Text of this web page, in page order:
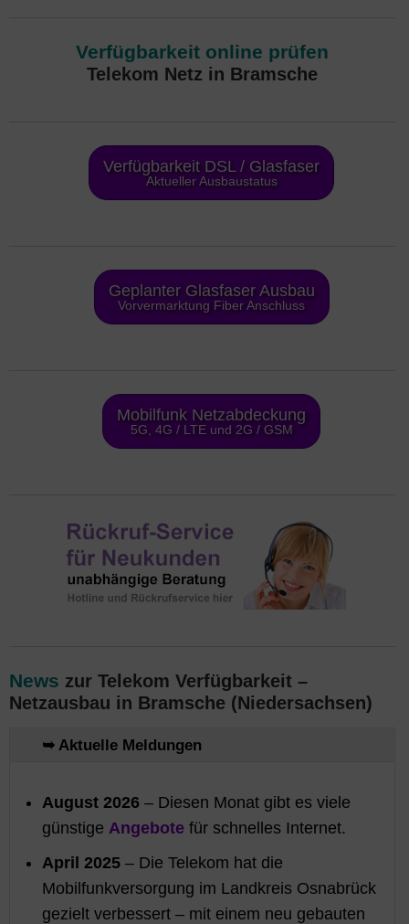
Verfügbarkeit online prüfen
Telekom Netz in Bramsche
Verfügbarkeit DSL / Glasfaser
Aktueller Ausbaustatus
Geplanter Glasfaser Ausbau
Vorvermarktung Fiber Anschluss
Mobilfunk Netzabdeckung
5G, 4G / LTE und 2G / GSM
News zur Telekom Verfügbarkeit –
Netzausbau in Bramsche (Niedersachsen)
➥ Aktuelle Meldungen
August 2026 – Diesen Monat gibt es viele
günstige Angebote für schnelles Internet.
April 2025 – Die Telekom hat die
Mobilfunkversorgung im Landkreis Osnabrück
gezielt verbessert – mit einem neu gebauten